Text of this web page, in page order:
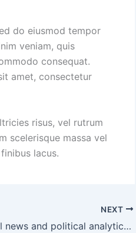
do eiusmod tempor
veniam, quis
consequat.
amet, consectetur
risus, vel rutrum
scelerisque massa vel
lacus.
NEXT
Local news and political analytics channel is on 24/7